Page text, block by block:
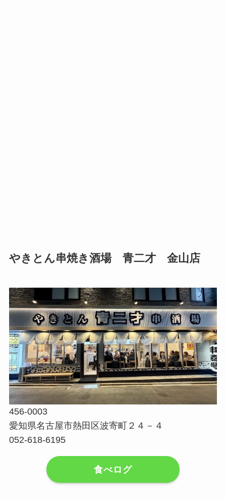
やきとん串焼き酒場 青二才 金山店
456-0003
愛知県名古屋市熱田区波寄町２４－４
052-618-6195
食べログ